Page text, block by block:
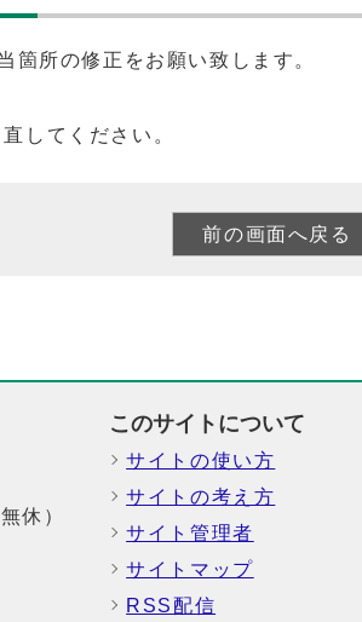
箇所の修正をお願い致します。
してください。
休）
このサイトについて
サイトの使い方
サイトの考え方
サイト管理者
サイトマップ
RSS配信